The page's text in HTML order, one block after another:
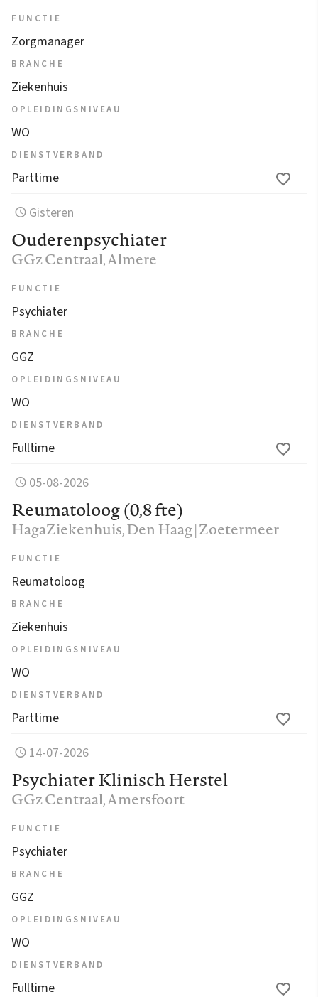
FUNCTIE
Zorgmanager
BRANCHE
Ziekenhuis
OPLEIDINGSNIVEAU
WO
DIENSTVERBAND
Parttime
Gisteren
Ouderenpsychiater
GGz Centraal, Almere
FUNCTIE
Psychiater
BRANCHE
GGZ
OPLEIDINGSNIVEAU
WO
DIENSTVERBAND
Fulltime
05-08-2026
Reumatoloog (0,8 fte)
HagaZiekenhuis, Den Haag | Zoetermeer
FUNCTIE
Reumatoloog
BRANCHE
Ziekenhuis
OPLEIDINGSNIVEAU
WO
DIENSTVERBAND
Parttime
14-07-2026
Psychiater Klinisch Herstel
GGz Centraal, Amersfoort
FUNCTIE
Psychiater
BRANCHE
GGZ
OPLEIDINGSNIVEAU
WO
DIENSTVERBAND
Fulltime